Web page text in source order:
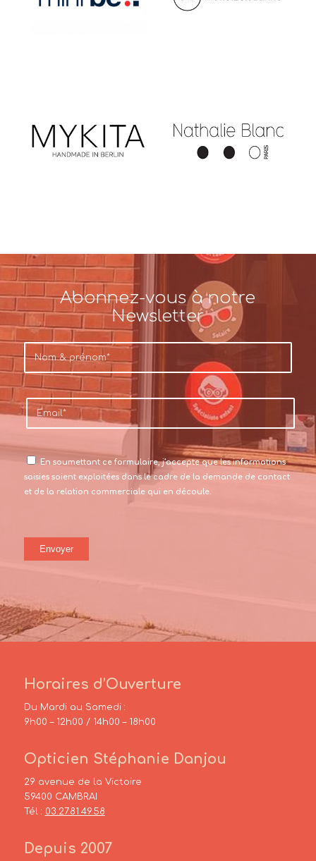
Abonnez-vous à notre
Newsletter
En soumettant ce formulaire, j’accepte que les informations
saisies soient exploitées dans le cadre de la demande de contact
et de la relation commerciale qui en découle.
Horaires d’Ouverture
Du Mardi au Samedi :
9h00 – 12h00 / 14h00 – 18h00
Opticien Stéphanie Danjou
29 avenue de la Victoire
59400 CAMBRAI
Tél : 03.27.81.49.58
Depuis 2007